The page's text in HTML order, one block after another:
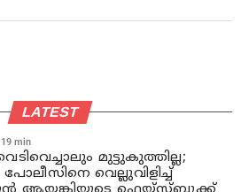
LATEST
19 min
മുട്ടുകുത്തില്ല;
വെല്ലുവിളിച്ച്